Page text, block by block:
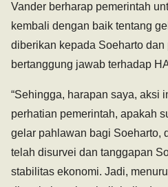
Vander berharap pemerintah
kembali dengan baik tentang
diberikan kepada Soeharto dan
bertanggung jawab terhadap
“Sehingga, harapan saya, aksi
perhatian pemerintah, apakah
gelar pahlawan bagi Soeharto,
telah disurvei dan tanggapan
stabilitas ekonomi. Jadi,